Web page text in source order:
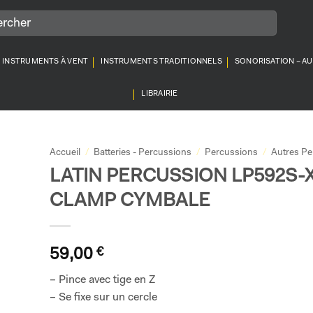
INSTRUMENTS À VENT INSTRUMENTS TRADITIONNELS SONORISATION –
LIBRAIRIE
Accueil / Batteries - Percussions / Percussions / Autres
LATIN PERCUSSION LP592S-
CLAMP CYMBALE
59,00 €
– Pince avec tige en Z
– Se fixe sur un cercle